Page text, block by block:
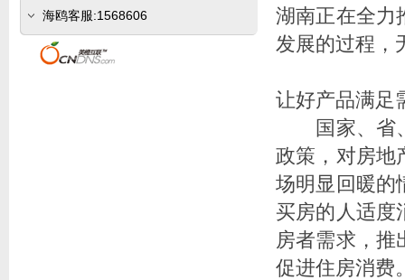
湖南正在全力
发展的过程，
让好产品满足
国家、省、
政策，对房地
场明显回暖的
买房的人适度
房者需求，推
促进住房消费
(www.sr800.com)
海鸥客服:1568606